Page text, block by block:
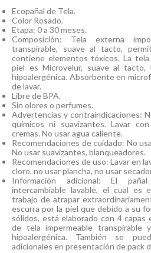
Ecopañal de Tela.
Color Rosado.
Etapa: 0 a 30 meses.
Composición: Tela externa
transpirable, suave al tacto,
contiene elementos tóxicos. La
piel es Microvelur, suave al tacto,
hipoalergénica. Absorbente en
de lavar.
Libre de BPA.
Sin olores o perfumes.
Advertencias y contraindicaciones:
químicos ni suavizantes. Lavar
cremas. No usar agua caliente.
Recomendaciones de cuidado: No
No usar suavizantes, blanqueadores.
Recomendaciones de uso: Lavar en
cloro, no usar plancha, no usar
Información adicional: El
intercambiable lavable, el cual es
trabajo de atrapar
escurra por la piel que debido a su
sólidos, está elaborado con 4 capas
de tela impermeable transpirable
hipoalergénica. También se
adicionales en presentación de pack